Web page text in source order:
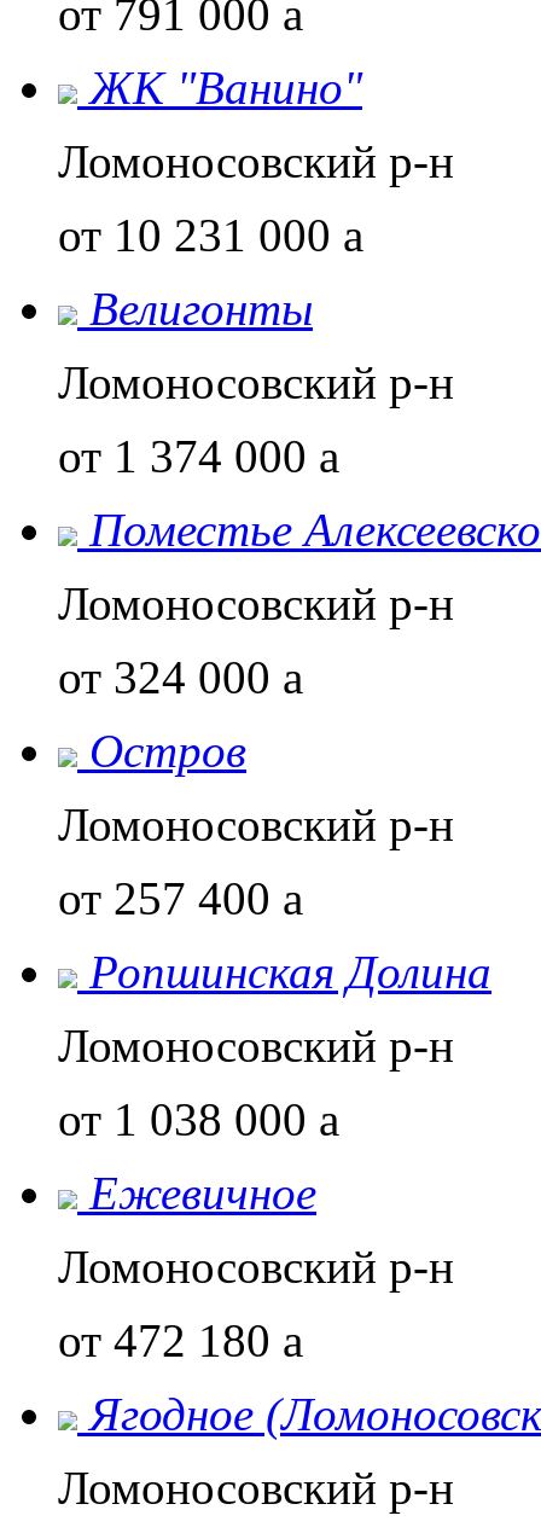
от 791 000 a
ЖК "Ванино"
Ломоносовский р-н
от 10 231 000 a
Велигонты
Ломоносовский р-н
от 1 374 000 a
Поместье
Ломоносовский р-н
от 324 000 a
Остров
Ломоносовский р-н
от 257 400 a
Ропшинская Долина
Ломоносовский р-н
от 1 038 000 a
Ежевичное
Ломоносовский р-н
от 472 180 a
Ягодное
Ломоносовский р-н